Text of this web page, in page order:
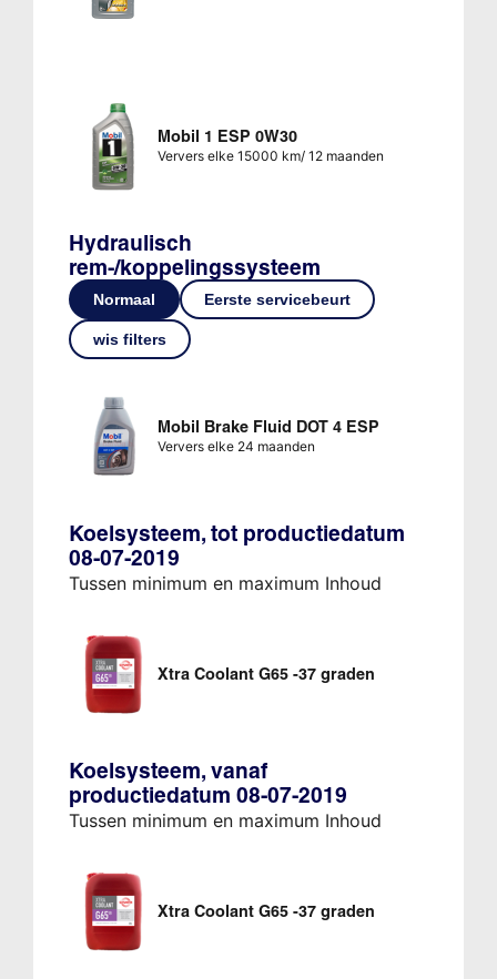
Mobil 1 ESP 0W30
Ververs elke 15000 km/ 12 maanden
Hydraulisch
rem-/koppelingssysteem
Normaal Eerste servicebeurt
wis filters
Mobil Brake Fluid DOT 4 ESP
Ververs elke 24 maanden
Koelsysteem, tot productiedatum
08-07-2019
Tussen minimum en maximum Inhoud
Xtra Coolant G65 -37 graden
Koelsysteem, vanaf
productiedatum 08-07-2019
Tussen minimum en maximum Inhoud
Xtra Coolant G65 -37 graden